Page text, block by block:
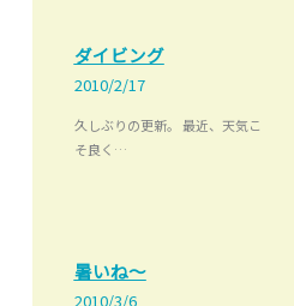
ダイビング
2010/2/17
久しぶりの更新。 最近、天気こ
そ良く…
暑いね～
2010/3/6